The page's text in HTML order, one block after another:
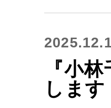
『小
します